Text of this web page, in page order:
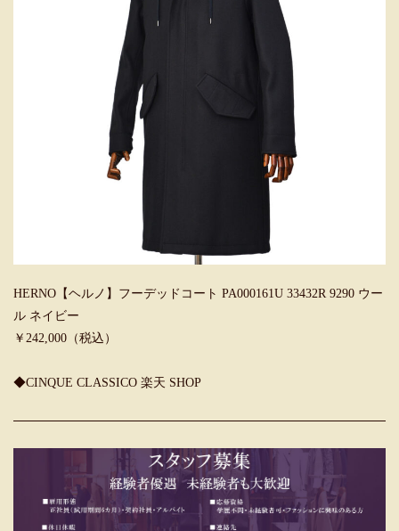
HERNO【ヘルノ】フーデッドコート PA000161U 33432R 9290 ウー
ル ネイビー
￥242,000（税込）
◆CINQUE CLASSICO 楽天 SHOP